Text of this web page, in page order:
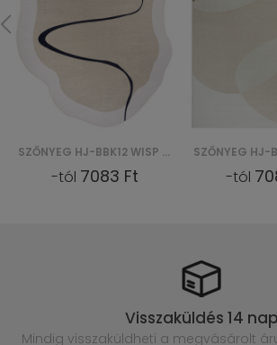
SZŐNYEG HJ-BBK12 WISP BBK - BEŻOWY
-tól 7083 Ft -tól
Visszaküldés 14 nap
Mindig visszaküldheti a megvásárolt